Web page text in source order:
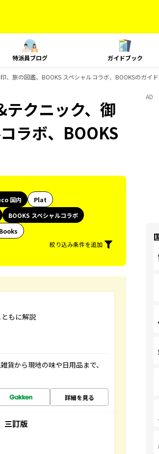
特派員ブログ ガイドブック
旅の図鑑、BOOKS スペシャルコラボ、BOOKSのガイ
クニック、御
ラボ、BOOKS
国内
Plat
BOOKS スペシャルコラボ
絞り込み条件を追加
もに解説
貨から現地の味や日用品まで、
詳細を見る
三訂版
AD